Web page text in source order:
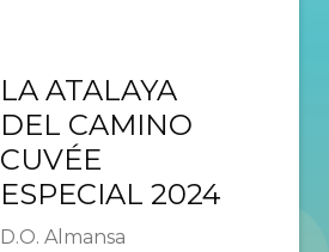
LA ATALAYA
DEL CAMINO
CUVÉE
ESPECIAL 2024
D.O. Almansa